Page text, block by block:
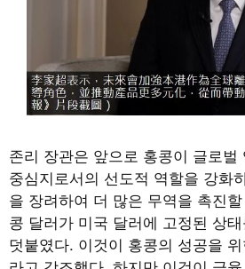
존리 장관은 앞으로 홍콩이 글로
중심지로서의 선도적 역할을 강화
을 장려하여 더 많은 무역을 촉진
콩 달러가 미국 달러에 고정된 상
덧붙였다. 이것이 홍콩의 성공을